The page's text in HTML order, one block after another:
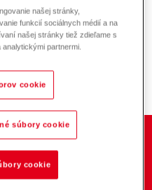
a životné
našej stránky,
funkcií sociálnych médií a na
našej stránky tiež zdieľame s
analytickými partnermi.
cookie
súbory cookie
cookie